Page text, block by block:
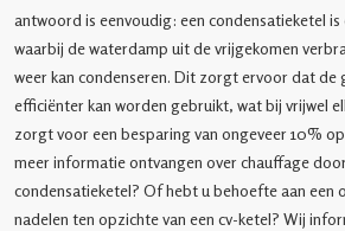
antwoord is eenvoudig: een condensatieketel is
waarbij de waterdamp uit de vrijgekomen
weer kan condenseren. Dit zorgt ervoor dat de
efficiënter kan worden gebruikt, wat bij vrijwel
zorgt voor een besparing van ongeveer 10%
meer informatie ontvangen over chauffage
condensatieketel? Of hebt u behoefte aan een
nadelen ten opzichte van een cv-ketel? Wij